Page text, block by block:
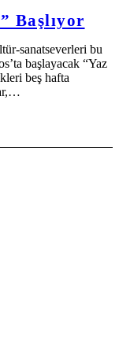
Başlıyor
sanatseverleri bu
başlayacak “Yaz
beş hafta